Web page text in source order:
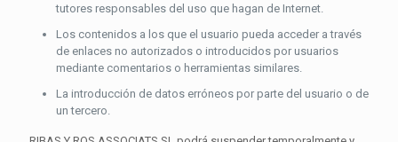
tutores responsables del uso que hagan de Internet.
Los contenidos a los que el usuario pueda acceder a través
de enlaces no autorizados o introducidos por usuarios
mediante comentarios o herramientas similares.
La introducción de datos erróneos por parte del usuario o de
un tercero.